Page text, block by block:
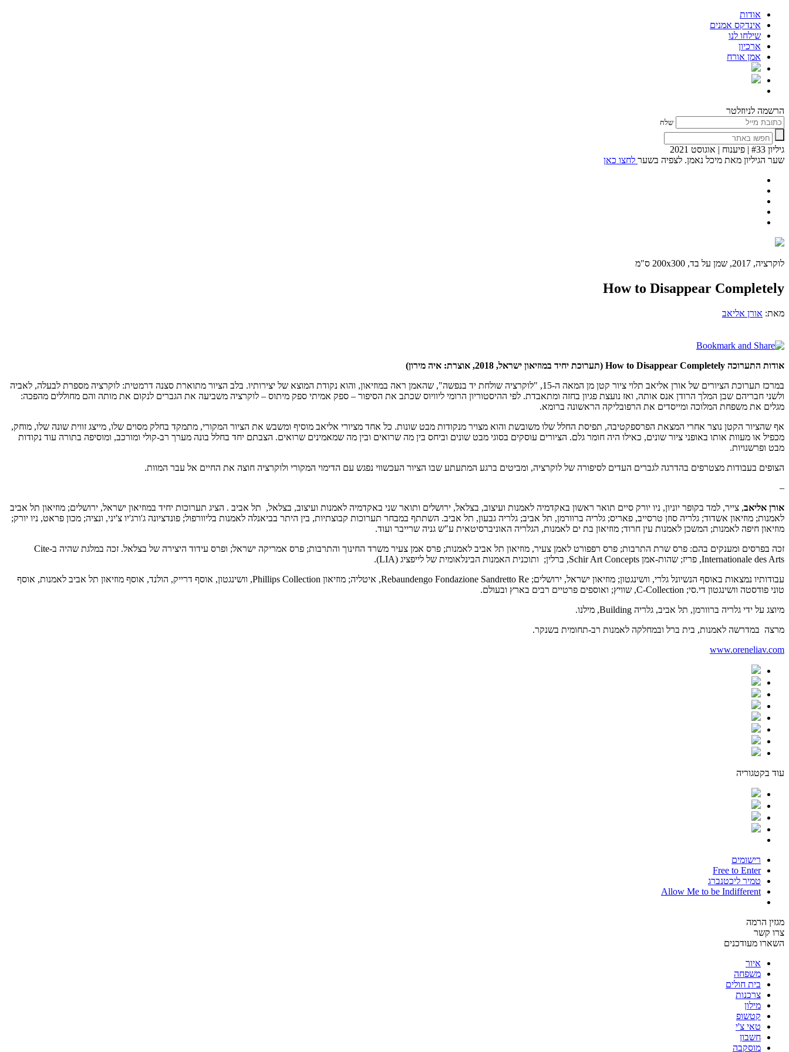
אודות
אינדקס אמנים
שילחו לנו
ארכיון
אמן אורח
הרשמה לניוזלטר
שלח
גיליון #33 | פיענוח | אוגוסט 2021
שער הגיליון מאת מיכל נאמן. לצפיה בשער לחצו כאן
לוקרציה, 2017, שמן על בד, 200x300 ס"מ
How to Disappear Completely
מאת: אורן אליאב
אודות התערוכה How to Disappear Completely
(תערוכת יחיד במוזיאון ישראל, 2018, אוצרת: איה מירון)
במרכז תערוכת הציורים של אורן אליאב תלוי ציור קטן מן המאה ה-15, "לוקרציה שולחת יד בנפשה", שהאמן ראה במוזיאון, והוא נקודת המוצא של יצירותיו. בלב הציור מתוארת סצנה דרמטית: לוקרציה מספרת לבעלה, לאביה
ולשני חבריהם שבן המלך הרודן אנס אותה, ואז נועצת פגיון בחזה ומתאבדת. לפי ההיסטוריון הרומי ליוויוס שכתב את הסיפור – ספק אמיתי ספק מיתוס – לוקרציה משביעה את הגברים לנקום את מותה והם מחוללים מהפכה:
מגלים את משפחת המלוכה ומייסדים את הרפובליקה הראשונה ברומא.
אף שהציור הקטן נוצר אחרי המצאת הפרספקטיבה, תפיסת החלל שלו משובשת והוא מצויר מנקודות מבט שונות. כל אחד מציורי אליאב מוסיף ומשבש את הציור המקורי, מתמקד בחלק מסוים שלו, מייצג זווית שונה שלו, מוחק,
מכפיל או מעוות אותו באופני ציור שונים, כאילו היה חומר גלם. הציורים עוסקים בסוגי מבט שונים וביחס בין מה שרואים ובין מה שמאמינים שרואים. הצבתם יחד בחלל בונה מערך רב-קולי ומורכב, ומוסיפה בתורה עוד נקודות
מבט ופרשנויות.
הצופים בעבודות מצטרפים בהדרגה לגברים העדים לסיפורה של לוקרציה, ומביטים ברגע המתעתע שבו הציור העכשווי נפגש עם הדימוי המקורי ולוקרציה חוצה את החיים אל עבר המוות.
–
אורן אליאב, צייר, למד בקופר יוניון, ניו יורק סיים תואר ראשון באקדמיה לאמנות ועיצוב, בצלאל, ירושלים ותואר שני באקדמיה לאמנות ועיצוב, בצלאל, תל אביב . הציג תערוכות יחיד במוזיאון ישראל, ירושלים; מוזיאון תל אביב
לאמנות; מוזיאון אשדוד; גלריה סוזן טרסייב, פאריס; גלריה ברוורמן, תל אביב; גלריה גבעון, תל אביב. השתתף במבחר תערוכות קבוצתיות, בין היתר בביאנלה לאמנות בליוורפול; פונדציונה ג'ורג'יו צ'יני, ונציה; מכון פראט, ניו יורק;
מוזיאון חיפה לאמנות; המשכן לאמנות עין חרוד; מוזיאון בת ים לאמנות, הגלריה האוניברסיטאית ע"ש גניה שרייבר ועוד.
זכה בפרסים ומענקים בהם: פרס שרת התרבות; פרס רפפורט לאמן צעיר, מוזיאון תל אביב לאמנות; פרס אמן צעיר משרד החינוך והתרבות; פרס אמריקה ישראל; ופרס עידוד היצירה של בצלאל. זכה במלגת שהיה ב-Cite
Internationale des Arts, פריז; שהות-אמן Schir Art Concepts, ברלין; ותוכנית האמנות הבינלאומית של לייפציג (LIA).
עבודותיו נמצאות באוסף הנשיונל גלרי, וושינגטון; מוזיאון ישראל, ירושלים; Rebaundengo Fondazione Sandretto Re, איטליה; מוזיאון Phillips Collection, וושינגטון, אוסף דרייק, הולנד, אוסף מוזיאון תל אביב לאמנות, אוסף
טוני פודסטה וושינגטון די.סי; C-Collection, שוויץ; ואוספים פרטיים רבים בארץ ובעולם.
מיוצג על ידי גלריה ברוורמן, תל אביב, גלריה Building, מילנו.
מרצה במדרשה לאמנות, בית ברל ובמחלקה לאמנות רב-תחומית בשנקר.
www.oreneliav.com
עוד בקטגוריה
רישומים
Free to Enter
טמיר ליכטנברג
Allow Me to be Indifferent
מגזין הרמה
צרו קשר
השארו מעודכנים
איור
משפחה
בית חולים
צרכנות
מילון
קטשופ
טאי צ'י
חשבון
מוסקבה